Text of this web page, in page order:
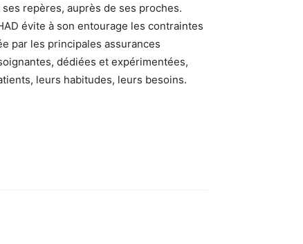
repères, auprès de ses proches.
évite à son entourage les contraintes
par les principales assurances
dédiées et expérimentées,
leurs habitudes, leurs besoins.